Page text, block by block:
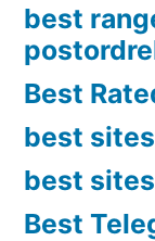
best
Best
best sites
best
Best